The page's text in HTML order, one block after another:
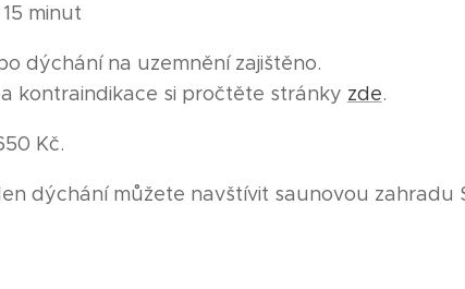
minut
dýchání na uzemnění zajištěno.
kontraindikace si pročtěte stránky zde.
Kč.
dýchání můžete navštívit saunovou zahradu